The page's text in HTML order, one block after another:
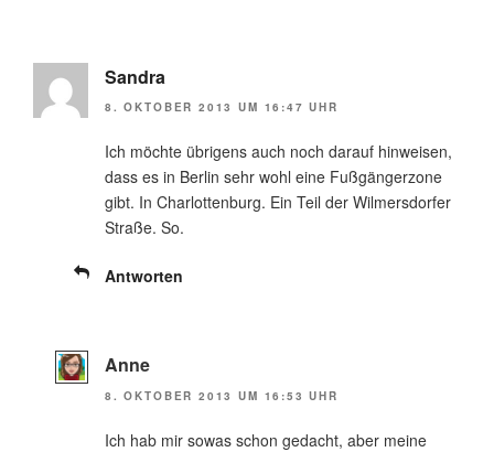
Sandra
8. OKTOBER 2013 UM 16:47 UHR
Ich möchte übrigens auch noch darauf hinweisen,
dass es in Berlin sehr wohl eine Fußgängerzone
gibt. In Charlottenburg. Ein Teil der Wilmersdorfer
Straße. So.
Antworten
Anne
8. OKTOBER 2013 UM 16:53 UHR
Ich hab mir sowas schon gedacht, aber meine